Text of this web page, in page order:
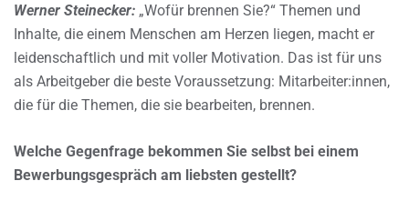
Werner Steinecker: „Wofür brennen Sie?“ Themen und
Inhalte, die einem Menschen am Herzen liegen, macht er
leidenschaftlich und mit voller Motivation. Das ist für uns
als Arbeitgeber die beste Voraussetzung: Mitarbeiter:innen,
die für die Themen, die sie bearbeiten, brennen.
Welche Gegenfrage bekommen Sie selbst bei einem
Bewerbungsgespräch am liebsten gestellt?